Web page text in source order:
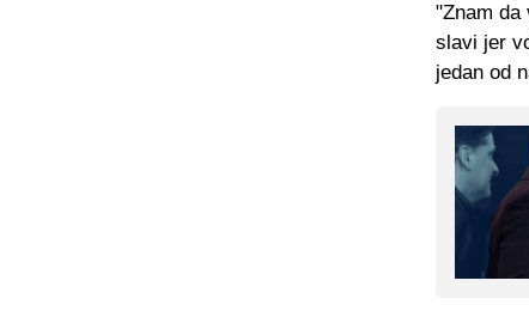
"Znam da
slavi jer
jedan od